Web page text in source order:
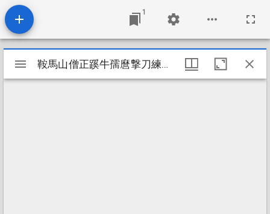
1
Mirador
viewer
鞍馬山僧正蹊牛孺麿撃刀練麿之圖
鞍馬山僧正蹊牛孺麿撃刀練麿之圖